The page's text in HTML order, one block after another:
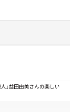
」益田由美さんの楽しい